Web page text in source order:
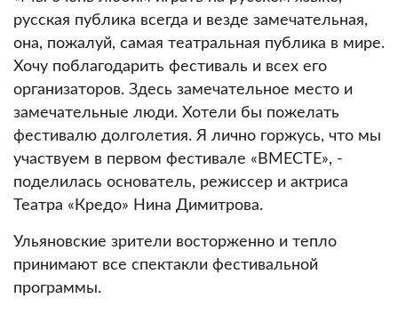
русская публика всегда и везде замечательная,
она, пожалуй, самая театральная публика в мире.
Хочу поблагодарить фестиваль и всех его
организаторов. Здесь замечательное место и
замечательные люди. Хотели бы пожелать
фестивалю долголетия. Я лично горжусь, что мы
участвуем в первом фестивале «ВМЕСТЕ», -
поделилась основатель, режиссер и актриса
Театра «Кредо» Нина Димитрова.
Ульяновские зрители восторженно и тепло
принимают все спектакли фестивальной
программы.